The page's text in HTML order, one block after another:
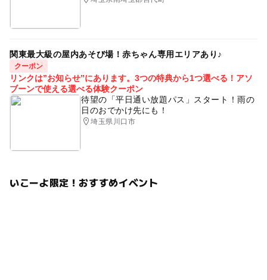
予約はこちらから
関東最大級の屋内あそび場！赤ちゃん専用エリアあり♪
クーポン
リンクは”お知らせ”にあります。3つの特典から1つ選べる！アソ
ブーンで使える選べる体験クーポン
待望の「平日通い放題パス」スタート！雨の
日のおでかけ先にも！
埼玉県川口市
いこーよ限定！おすすめイベント